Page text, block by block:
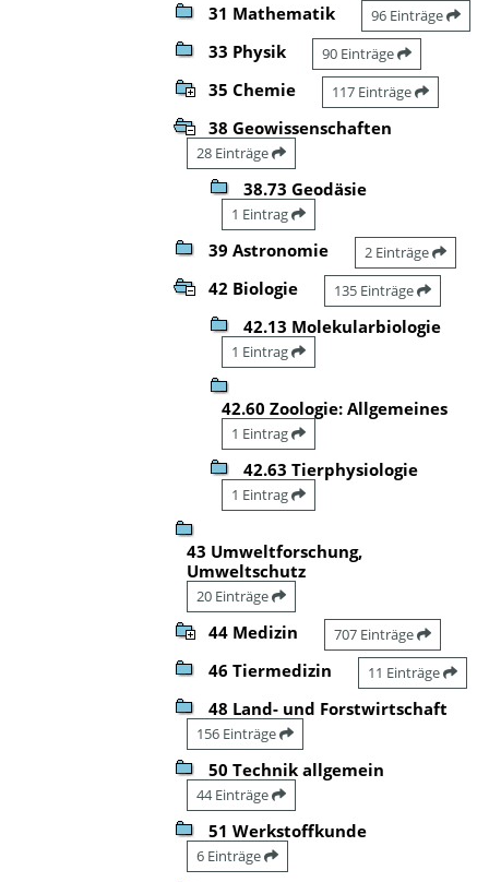
31 Mathematik 96 Einträge
33 Physik 90 Einträge
35 Chemie 117 Einträge
38 Geowissenschaften
28 Einträge
38.73 Geodäsie
1 Eintrag
39 Astronomie 2 Einträge
42 Biologie 135 Einträge
42.13 Molekularbiologie
1 Eintrag
42.60 Zoologie: Allgemeines
1 Eintrag
42.63 Tierphysiologie
1 Eintrag
43 Umweltforschung,
Umweltschutz
20 Einträge
44 Medizin 707 Einträge
46 Tiermedizin 11 Einträge
48 Land- und Forstwirtschaft
156 Einträge
50 Technik allgemein
44 Einträge
51 Werkstoffkunde
6 Einträge